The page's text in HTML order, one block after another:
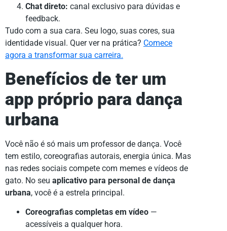
Chat direto: canal exclusivo para dúvidas e
feedback.
Tudo com a sua cara. Seu logo, suas cores, sua
identidade visual. Quer ver na prática? Comece
agora a transformar sua carreira.
Benefícios de ter um
app próprio para dança
urbana
Você não é só mais um professor de dança. Você
tem estilo, coreografias autorais, energia única. Mas
nas redes sociais compete com memes e vídeos de
gato. No seu aplicativo para personal de dança
urbana, você é a estrela principal.
Coreografias completas em vídeo —
acessíveis a qualquer hora.